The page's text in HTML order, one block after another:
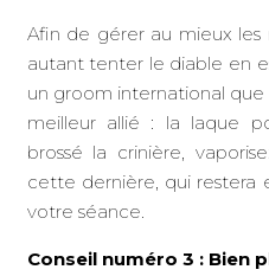
Afin de gérer au mieux les
autant tenter le diable en
un groom international que
meilleur allié : la laque
brossé la crinière,
cette dernière, qui
votre séance.
Conseil numéro 3 : Bien